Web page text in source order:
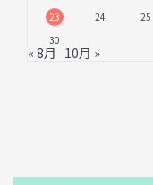
23
24 25
30
« 8月 10月 »